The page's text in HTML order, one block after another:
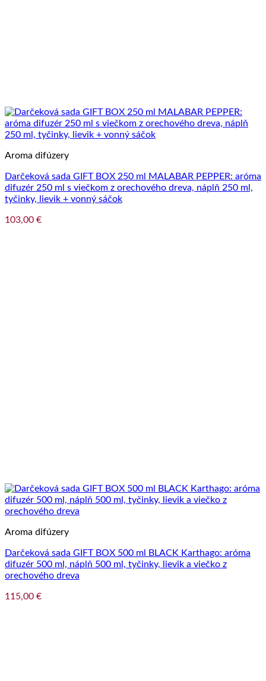
Aroma difúzery
Darčeková sada GIFT BOX 250 ml MALABAR PEPPER: aróma
difuzér 250 ml s viečkom z orechového dreva, náplň 250 ml,
tyčinky, lievik + vonný sáčok
103,00 €
Aroma difúzery
Darčeková sada GIFT BOX 500 ml BLACK Karthago: aróma
difuzér 500 ml, náplň 500 ml, tyčinky, lievik a viečko z
orechového dreva
115,00 €